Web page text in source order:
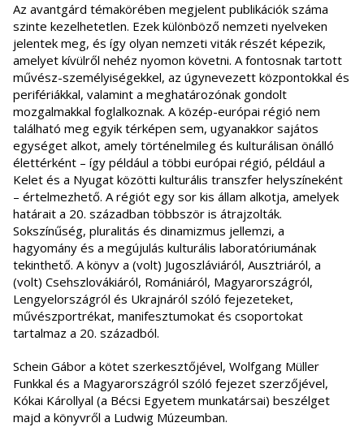
Az avantgárd témakörében megjelent publikációk száma
szinte kezelhetetlen. Ezek különböző nemzeti nyelveken
jelentek meg, és így olyan nemzeti viták részét képezik,
amelyet kívülről nehéz nyomon követni. A fontosnak tartott
művész-személyiségekkel, az úgynevezett központokkal és
perifériákkal, valamint a meghatározónak gondolt
mozgalmakkal foglalkoznak. A közép-európai régió nem
található meg egyik térképen sem, ugyanakkor sajátos
egységet alkot, amely történelmileg és kulturálisan önálló
élettérként – így például a többi európai régió, például a
Kelet és a Nyugat közötti kulturális transzfer helyszíneként
– értelmezhető. A régiót egy sor kis állam alkotja, amelyek
határait a 20. században többször is átrajzolták.
Sokszínűség, pluralitás és dinamizmus jellemzi, a
hagyomány és a megújulás kulturális laboratóriumának
tekinthető. A könyv a (volt) Jugoszláviáról, Ausztriáról, a
(volt) Csehszlovákiáról, Romániáról, Magyarországról,
Lengyelországról és Ukrajnáról szóló fejezeteket,
művészportrékat, manifesztumokat és csoportokat
tartalmaz a 20. századból.
Schein Gábor a kötet szerkesztőjével, Wolfgang Müller
Funkkal és a Magyarországról szóló fejezet szerzőjével,
Kókai Károllyal (a Bécsi Egyetem munkatársai) beszélget
majd a könyvről a Ludwig Múzeumban.